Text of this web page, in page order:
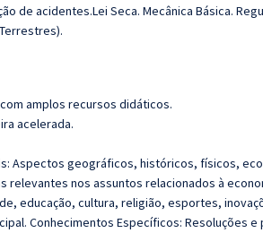
de acidentes.Lei Seca. Mecânica Básica.
amplos recursos didáticos.
acelerada.
Aspectos geográficos, históricos, físicos,
relevantes nos assuntos relacionados à
educação, cultura, religião, esportes,
Conhecimentos Específicos: Resoluções